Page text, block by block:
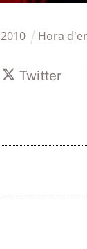
2010 Hora
Twitter